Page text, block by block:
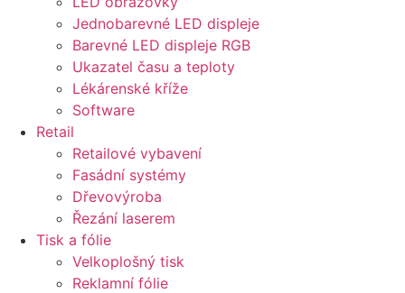
Jednobarevné LED displeje
Barevné LED displeje RGB
Ukazatel času a teploty
Lékárenské kříže
Software
Retail
Retailové vybavení
Fasádní systémy
Dřevovýroba
Řezání laserem
Tisk a fólie
Velkoplošný tisk
Reklamní fólie